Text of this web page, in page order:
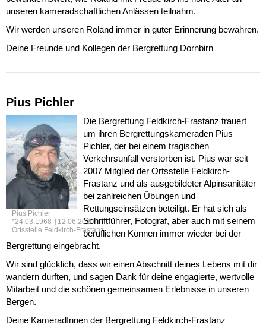
unseren kameradschaftlichen Anlässen teilnahm.
Wir werden unseren Roland immer in guter Erinnerung bewahren.
Deine Freunde und Kollegen der Bergrettung Dornbirn
Pius Pichler
Pius Pichler
*24.03.1968 †12.06.2020
Ortsstelle Feldkirch-Frastanz
Die Bergrettung Feldkirch-Frastanz trauert
um ihren Bergrettungskameraden Pius
Pichler, der bei einem tragischen
Verkehrsunfall verstorben ist. Pius war seit
2007 Mitglied der Ortsstelle Feldkirch-
Frastanz und als ausgebildeter Alpinsanitäter
bei zahlreichen Übungen und
Rettungseinsätzen beteiligt. Er hat sich als
Schriftführer, Fotograf, aber auch mit seinem
beruflichen Können immer wieder bei der
Bergrettung eingebracht.
Wir sind glücklich, dass wir einen Abschnitt deines Lebens mit dir
wandern durften, und sagen Dank für deine engagierte, wertvolle
Mitarbeit und die schönen gemeinsamen Erlebnisse in unseren
Bergen.
Deine KameradInnen der Bergrettung Feldkirch-Frastanz